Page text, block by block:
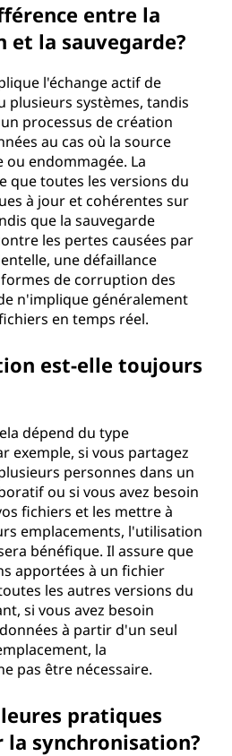
entre la
et la sauvegarde?
l'échange actif de
plusieurs systèmes, tandis
processus de création
au cas où la source
endommagée. La
que toutes les versions du
à jour et cohérentes sur
que la sauvegarde
les pertes causées par
une défaillance
de corruption des
n'implique généralement
en temps réel.
est-elle toujours
dépend du type
exemple, si vous partagez
personnes dans un
ou si vous avez besoin
fichiers et les mettre à
emplacements, l'utilisation
bénéfique. Il assure que
apportées à un fichier
les autres versions du
si vous avez besoin
à partir d'un seul
la
pas être nécessaire.
pratiques
synchronisation?